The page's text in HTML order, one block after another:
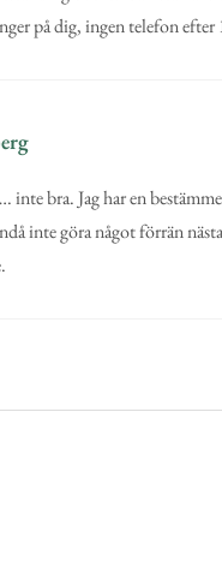
på dig, ingen telefon
inte bra. Jag har en
inte göra något förrän